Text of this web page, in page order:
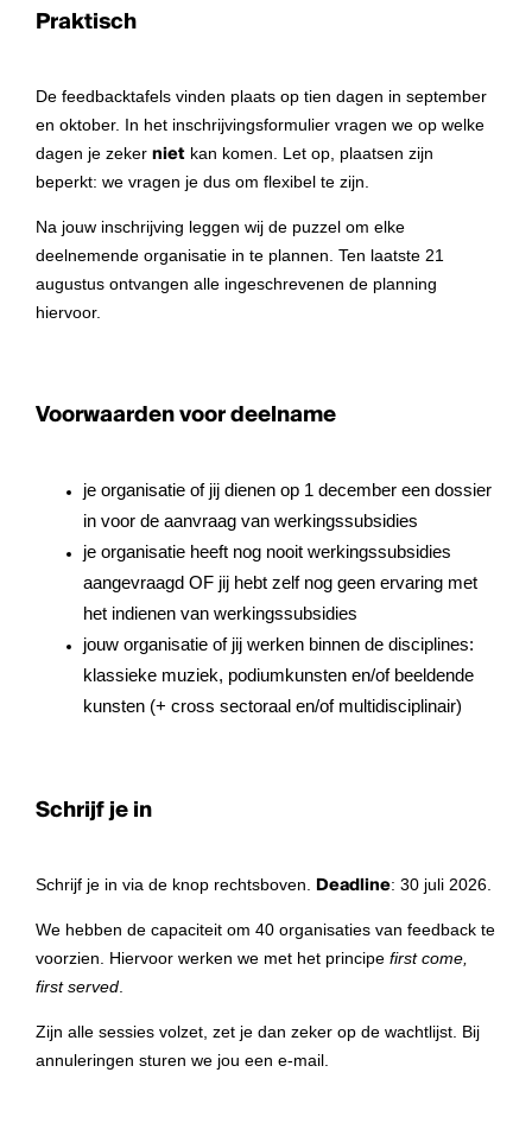
Praktisch
De feedbacktafels vinden plaats op tien dagen in september
en oktober. In het inschrijvingsformulier vragen we op welke
dagen je zeker niet kan komen. Let op, plaatsen zijn
beperkt: we vragen je dus om flexibel te zijn.
Na jouw inschrijving leggen wij de puzzel om elke
deelnemende organisatie in te plannen. Ten laatste 21
augustus ontvangen alle ingeschrevenen de planning
hiervoor.
Voorwaarden voor deelname
je organisatie of jij dienen op 1 december een dossier
in voor de aanvraag van werkingssubsidies
je organisatie heeft nog nooit werkingssubsidies
aangevraagd OF jij hebt zelf nog geen ervaring met
het indienen van werkingssubsidies
jouw organisatie of jij werken binnen de disciplines:
klassieke muziek, podiumkunsten en/of beeldende
kunsten (+ cross sectoraal en/of multidisciplinair)
Schrijf je in
Schrijf je in via de knop rechtsboven. Deadline: 30 juli 2026.
We hebben de capaciteit om 40 organisaties van feedback te
voorzien. Hiervoor werken we met het principe first come,
first served.
Zijn alle sessies volzet, zet je dan zeker op de wachtlijst. Bij
annuleringen sturen we jou een e-mail.